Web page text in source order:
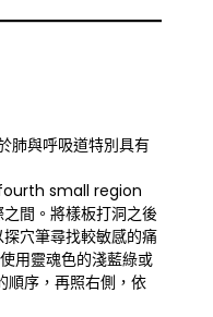
肺與呼吸道特別具有
fourth small region
間。將樣板打洞之後
穴筆尋找較敏感的痛
用靈魂色的淺藍綠或
順序，再照右側，依